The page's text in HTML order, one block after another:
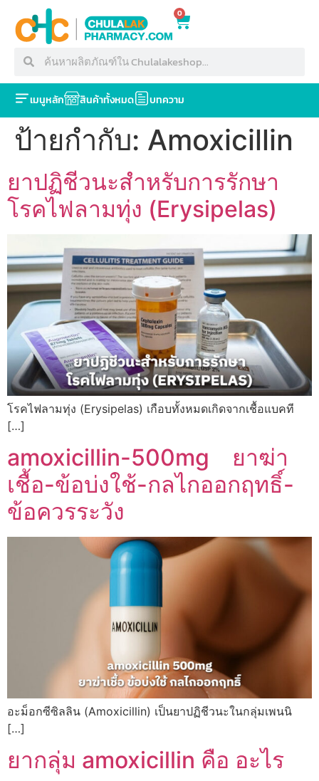
0
เมนูหลัก สินค้าทั้งหมด บทความ
ป้ายกำกับ: Amoxicillin
ยาปฏิชีวนะสำหรับการรักษา
โรคไฟลามทุ่ง (Erysipelas)
โรคไฟลามทุ่ง (Erysipelas) เกือบทั้งหมดเกิดจากเชื้อแบคที
[…]
amoxicillin-500mg ยาฆ่า
เชื้อ-ข้อบ่งใช้-กลไกออกฤทธิ์-
ข้อควรระวัง
อะม็อกซีซิลลิน (Amoxicillin) เป็นยาปฏิชีวนะในกลุ่มเพนนิ
[…]
ยากลุ่ม amoxicillin คือ อะไร